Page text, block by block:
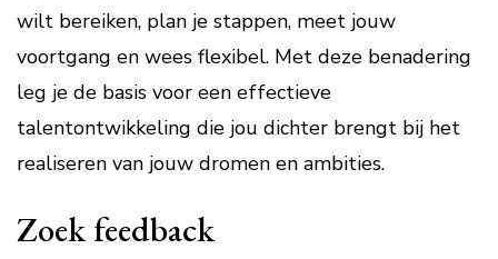
wilt bereiken, plan je stappen, meet jouw
voortgang en wees flexibel. Met deze benadering
leg je de basis voor een effectieve
talentontwikkeling die jou dichter brengt bij het
realiseren van jouw dromen en ambities.
Zoek feedback